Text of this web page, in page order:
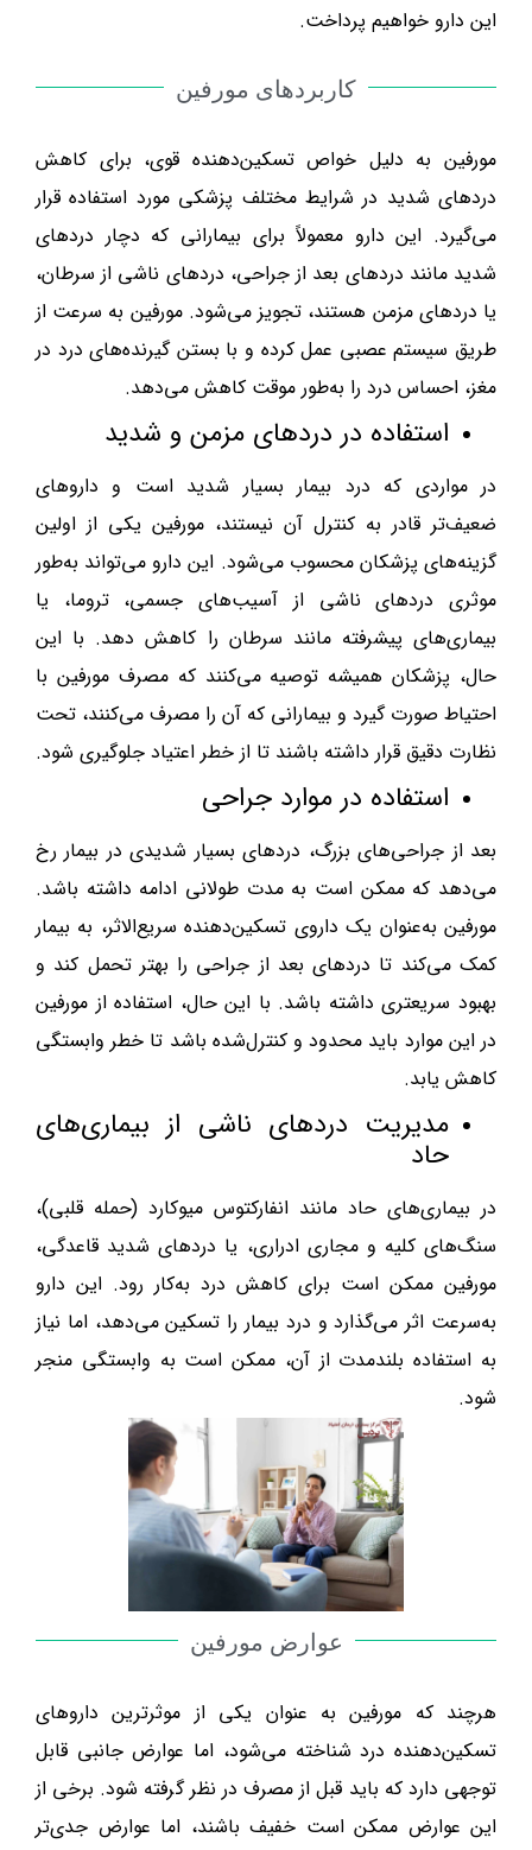
این دارو خواهیم پرداخت.
کاربردهای مورفین
مورفین به دلیل خواص تسکین‌دهنده قوی، برای کاهش
دردهای شدید در شرایط مختلف پزشکی مورد استفاده قرار
می‌گیرد. این دارو معمولاً برای بیمارانی که دچار دردهای
شدید مانند دردهای بعد از جراحی، دردهای ناشی از سرطان،
یا دردهای مزمن هستند، تجویز می‌شود. مورفین به سرعت از
طریق سیستم عصبی عمل کرده و با بستن گیرنده‌های درد در
مغز، احساس درد را به‌طور موقت کاهش می‌دهد.
استفاده در دردهای مزمن و شدید
در مواردی که درد بیمار بسیار شدید است و داروهای
ضعیف‌تر قادر به کنترل آن نیستند، مورفین یکی از اولین
گزینه‌های پزشکان محسوب می‌شود. این دارو می‌تواند به‌طور
موثری دردهای ناشی از آسیب‌های جسمی، تروما، یا
بیماری‌های پیشرفته مانند سرطان را کاهش دهد. با این
حال، پزشکان همیشه توصیه می‌کنند که مصرف مورفین با
احتیاط صورت گیرد و بیمارانی که آن را مصرف می‌کنند، تحت
نظارت دقیق قرار داشته باشند تا از خطر اعتیاد جلوگیری شود.
استفاده در موارد جراحی
بعد از جراحی‌های بزرگ، دردهای بسیار شدیدی در بیمار رخ
می‌دهد که ممکن است به مدت طولانی ادامه داشته باشد.
مورفین به‌عنوان یک داروی تسکین‌دهنده سریع‌الاثر، به بیمار
کمک می‌کند تا دردهای بعد از جراحی را بهتر تحمل کند و
بهبود سریعتری داشته باشد. با این حال، استفاده از مورفین
در این موارد باید محدود و کنترل‌شده باشد تا خطر وابستگی
کاهش یابد.
مدیریت دردهای ناشی از بیماری‌های
حاد
در بیماری‌های حاد مانند انفارکتوس میوکارد (حمله قلبی)،
سنگ‌های کلیه و مجاری ادراری، یا دردهای شدید قاعدگی،
مورفین ممکن است برای کاهش درد به‌کار رود. این دارو
به‌سرعت اثر می‌گذارد و درد بیمار را تسکین می‌دهد، اما نیاز
به استفاده بلندمدت از آن، ممکن است به وابستگی منجر
شود.
عوارض مورفین
هرچند که مورفین به عنوان یکی از موثرترین داروهای
تسکین‌دهنده درد شناخته می‌شود، اما عوارض جانبی قابل
توجهی دارد که باید قبل از مصرف در نظر گرفته شود. برخی از
این عوارض ممکن است خفیف باشند، اما عوارض جدی‌تر